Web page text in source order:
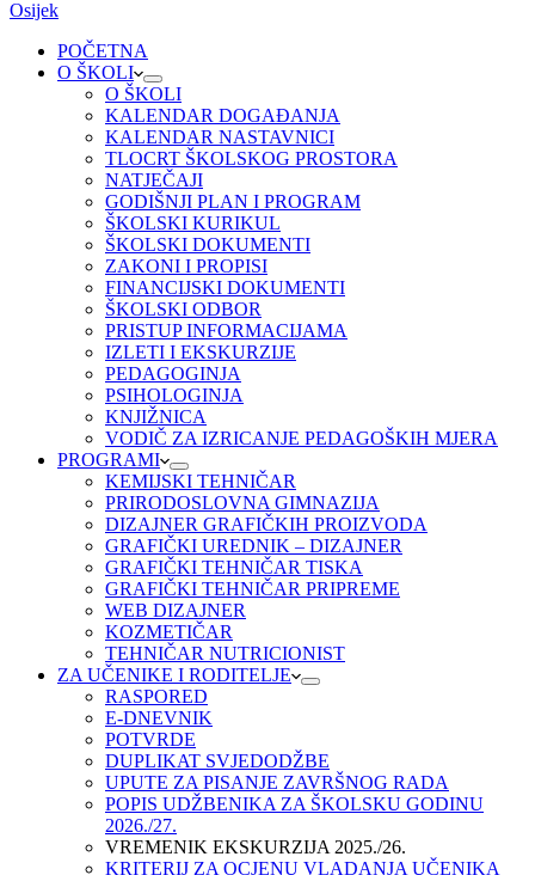
POČETNA
O ŠKOLI
O ŠKOLI
KALENDAR DOGAĐANJA
KALENDAR NASTAVNICI
TLOCRT ŠKOLSKOG PROSTORA
NATJEČAJI
GODIŠNJI PLAN I PROGRAM
ŠKOLSKI KURIKUL
ŠKOLSKI DOKUMENTI
ZAKONI I PROPISI
FINANCIJSKI DOKUMENTI
ŠKOLSKI ODBOR
PRISTUP INFORMACIJAMA
IZLETI I EKSKURZIJE
PEDAGOGINJA
PSIHOLOGINJA
KNJIŽNICA
VODIČ ZA IZRICANJE PEDAGOŠKIH MJERA
PROGRAMI
KEMIJSKI TEHNIČAR
PRIRODOSLOVNA GIMNAZIJA
DIZAJNER GRAFIČKIH PROIZVODA
GRAFIČKI UREDNIK – DIZAJNER
GRAFIČKI TEHNIČAR TISKA
GRAFIČKI TEHNIČAR PRIPREME
WEB DIZAJNER
KOZMETIČAR
TEHNIČAR NUTRICIONIST
ZA UČENIKE I RODITELJE
RASPORED
E-DNEVNIK
POTVRDE
DUPLIKAT SVJEDODŽBE
UPUTE ZA PISANJE ZAVRŠNOG RADA
POPIS UDŽBENIKA ZA ŠKOLSKU GODINU
2026./27.
VREMENIK EKSKURZIJA 2025./26.
KRITERIJ ZA OCJENU VLADANJA UČENIKA